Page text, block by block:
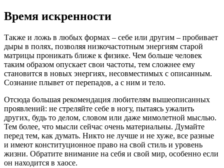
Время искренности
Также и ложь в любых формах – себе или другим – пробивает
дыры в полях, позволяя низкочастотным энергиям старой
матрицы проникать ближе к физике. Чем больше человек
таким образом опускает свои частоты, тем сложнее ему
становится в новых энергиях, несовместимых с описанным.
Сознание плывет от перепадов, а с ним и тело.
Отсюда большая рекомендация любителям вышеописанных
проявлений: не стреляйте себе в ногу, пытаясь ужалить
других, будь то делом, словом или даже мимолетной мыслью.
Тем более, что мысли сейчас очень материальны. Думайте
перед тем, как думать. Никто не лучше и не хуже, все разные
и имеют конституционное право на свой стиль и уровень
жизни. Обратите внимание на себя и свой мир, особенно если
он находится в хаосе.